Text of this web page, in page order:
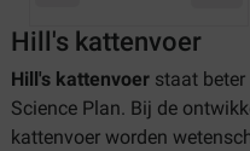
Hill's kattenvoer
Hill's kattenvoer staat
Science Plan. Bij de
kattenvoer worden